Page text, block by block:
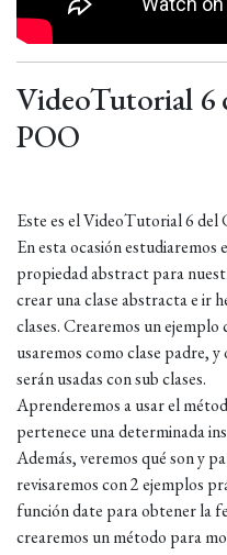
VideoTutorial 6
POO
Este es el VideoTutorial 6 del
En esta ocasión estudiaremos
propiedad abstract para
crear una clase abstracta e ir
clases. Crearemos un
usaremos como clase padre,
serán usadas con sub clases.
Aprenderemos a usar el
pertenece una determinada
Además, veremos qué son y
revisaremos con 2 ejemplos
función date para obtener la
crearemos un método para